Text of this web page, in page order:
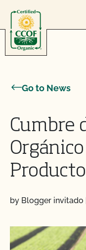
Go to News
Cumbre
by Blogger invitado